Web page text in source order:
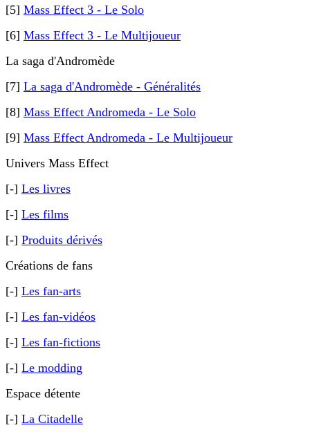
[5] Mass Effect 3 - Le Solo
[6] Mass Effect 3 - Le Multijoueur
La saga d'Andromède
[7] La saga d'Andromède - Généralités
[8] Mass Effect Andromeda - Le Solo
[9] Mass Effect Andromeda - Le Multijoueur
Univers Mass Effect
[-] Les livres
[-] Les films
[-] Produits dérivés
Créations de fans
[-] Les fan-arts
[-] Les fan-vidéos
[-] Les fan-fictions
[-] Le modding
Espace détente
[-] La Citadelle